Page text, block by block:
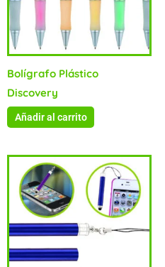
Bolígrafo Plástico
Discovery
Añadir al carrito